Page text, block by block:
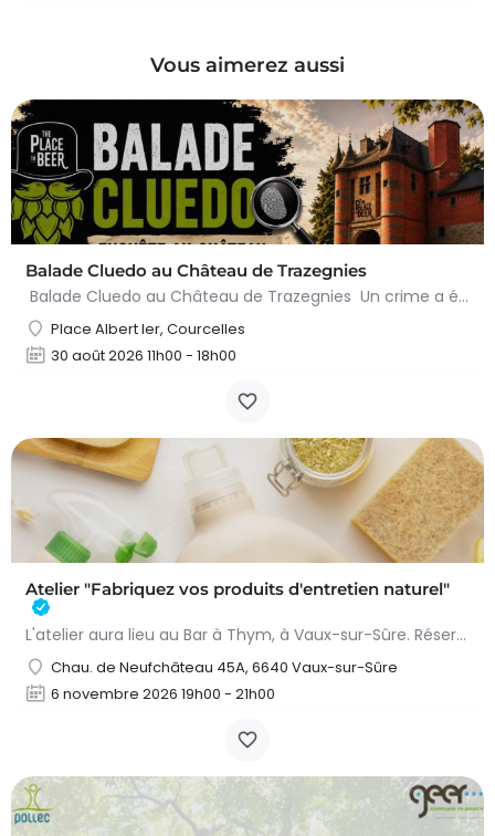
Vous aimerez aussi
Balade Cluedo au Château de Trazegnies
Balade Cluedo au Château de Trazegnies Un crime a été commis au Château de Trazegnies… À vous de résoudre…
Place Albert Ier, Courcelles
30 août 2026 11h00 - 18h00
Atelier "Fabriquez vos produits d'entretien naturel"
L'atelier aura lieu au Bar à Thym, à Vaux-sur-Sûre. Réservation :
Chau. de Neufchâteau 45A, 6640 Vaux-sur-Sûre
6 novembre 2026 19h00 - 21h00